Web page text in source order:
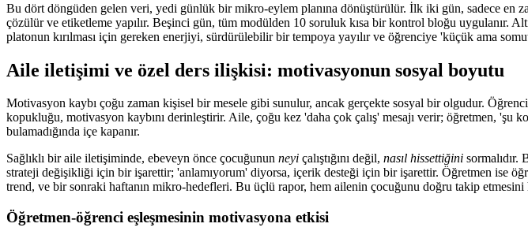
Bu dört döngüden gelen veri, yedi günlük bir mikro-eylem planına dönüştürülür. İlk iki gün, sadece en
çözülür ve etiketleme yapılır. Beşinci gün, tüm modülden 10 soruluk kısa bir kontrol bloğu uygulanır.
platonun kırılması için gereken enerjiyi, sürdürülebilir bir tempoya yayılır ve öğrenciye 'küçük ama
Aile iletişimi ve özel ders ilişkisi: motivasyonun sosyal boyutu
Motivasyon kaybı çoğu zaman kişisel bir mesele gibi sunulur, ancak gerçekte sosyal bir olgudur.
kopukluğu, motivasyon kaybını derinleştirir. Aile, çoğu kez 'daha çok çalış' mesajı verir; öğretmen, 'şu
bulamadığında içe kapanır.
Sağlıklı bir aile iletişiminde, ebeveyn önce çocuğunun neyi çalıştığını değil, nasıl hissettiğini sormalıdır.
strateji değişikliği için bir işarettir; 'anlamıyorum' diyorsa, içerik desteği için bir işarettir. Öğretmen ise
trend, ve bir sonraki haftanın mikro-hedefleri. Bu üçlü rapor, hem ailenin çocuğunu doğru takip
Öğretmen-öğrenci eşleşmesinin motivasyona etkisi